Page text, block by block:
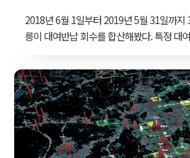
2018년 6월 1일부터 2019년 5월 31일까지
릉이 대여반납 회수를 합산해봤다. 특정 대
사람이 따릉이를 한 번 이용하였다면 어딘
을 것이므로 서울 전체로 볼 때 총 2회의 대
다. 그럼 간단히 순위만 보자. 아래 그림에
여소, 그리고 삼각형들은 순위 대여소에서
소, 혹은 반납한 자전거를 대여한 장소들의
다. 1위 여의나루역 1번출구 앞(207번 대